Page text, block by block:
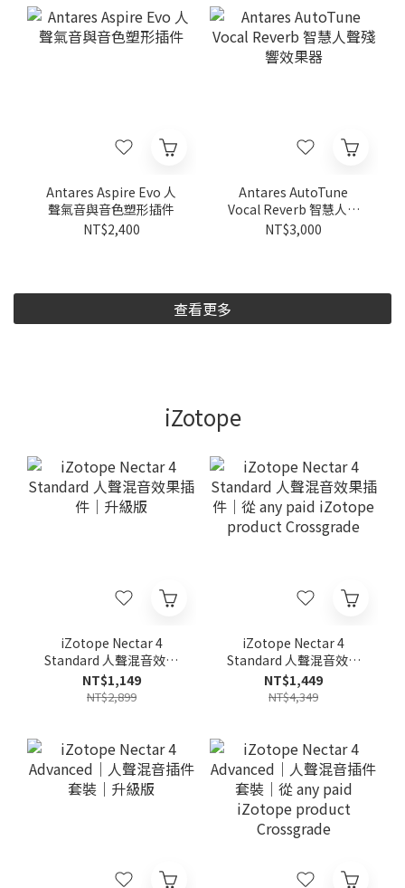
Antares Aspire Evo 人
聲氣音與音色塑形插件
NT$2,400
Antares AutoTune
Vocal Reverb 智慧人聲
殘響效果器
NT$3,000
查看更多
iZotope
iZotope Nectar 4
Standard 人聲混音效果
插件｜升級版
NT$1,149
NT$2,899
iZotope Nectar 4
Standard 人聲混音效果
插件｜從 any paid
iZotope product
NT$1,449
NT$4,349